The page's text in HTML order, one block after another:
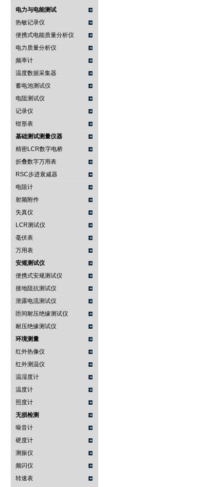
电力与电能测试
热敏记录仪
便携式电能质量分析仪
电力质量分析仪
频率计
温度数据采集器
蓄电池测试仪
电阻测试仪
记录仪
钳形表
基础测试测量仪器
精密LCR数字电桥
折叠数字万用表
RSC步进衰减器
电阻计
射频附件
失真仪
LCR测试仪
毫伏表
万用表
安规测试仪
便携式安规测试仪
接地阻抗测试仪
泄露电流测试仪
匝间耐压绝缘测试仪
耐压绝缘测试仪
环境测量
红外热像仪
红外测温仪
温湿度计
温度计
照度计
无损检测
噪音计
硬度计
测振仪
频闪仪
转速表